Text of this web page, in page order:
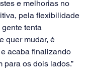
e melhorias no
pela flexibilidade
tenta
quer mudar, é
acaba finalizando
os dois lados.”